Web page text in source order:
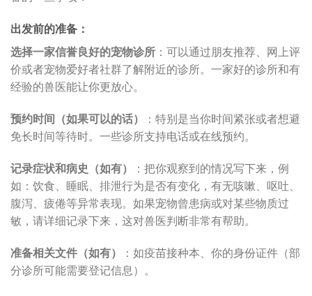
出发前的准备：
选择一家信誉良好的宠物诊所 ：可以通过朋友推荐、网上评
价或者宠物爱好者社群了解附近的诊所。一家好的诊所和有
经验的兽医能让你更放心。
预约时间（如果可以的话）
：特别是当你时间紧张或者想避
免长时间等待时。一些诊所支持电话或在线预约。
记录症状和病史（如有）
：把你观察到的情况写下来，例
如：饮食、睡眠、排泄行为是否有变化，有无咳嗽、呕吐、
腹泻、疲倦等异常表现。如果宠物曾患病或对某些物质过
敏，请详细记录下来，这对兽医判断非常有帮助。
准备相关文件（如有）
：如疫苗接种本、你的身份证件（部
分诊所可能需要登记信息）。